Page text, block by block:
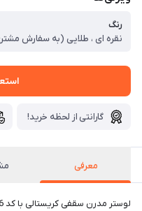
رنگ
نقره ای ، طلایی (به سفارش
گارانتی از لحظه خرید!
معرفی